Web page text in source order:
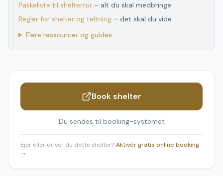
Pakkeliste til sheltertur – alt du skal medbringe
Regler for shelter og teltning – det skal du vide
Flere ressourcer og guides
Book shelter
Du sendes til booking-systemet
Ejer eller driver du dette shelter?Aktivér gratis online booking
→